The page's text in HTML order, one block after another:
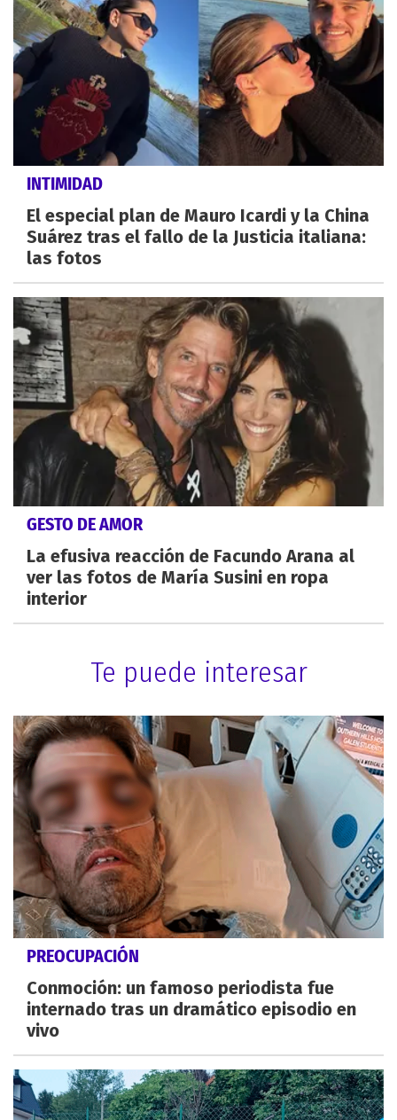
INTIMIDAD
El especial plan de Mauro Icardi y la China
Suárez tras el fallo de la Justicia italiana:
las fotos
GESTO DE AMOR
La efusiva reacción de Facundo Arana al
ver las fotos de María Susini en ropa
interior
Te puede interesar
PREOCUPACIÓN
Conmoción: un famoso periodista fue
internado tras un dramático episodio en
vivo